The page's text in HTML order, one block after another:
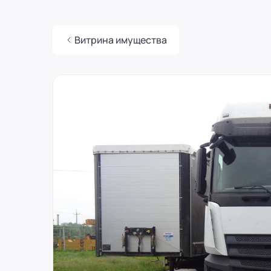
ООО "ПР-Лизинг"
8 (800) 250-25-31
8 (800) 250-25-31 (вн. 153)mail@pr-liz.ru 8 (800) 250-25-31
ул. им. Тургенева, д. 107, офис 10
8 (800) 250-25-31 (вн. 230)
mail@pr-liz.ru
8 (800) 250-25-31
ООО "ПР-Лизинг"
Новосибирскул. Челюскинцев 36/1, каб. 301
8 (800) 250-25-31 (вн. 540)mail@pr-liz.ru
8 (800) 250-25-31
ООО "ПР-Лизинг"
Витрина имущества